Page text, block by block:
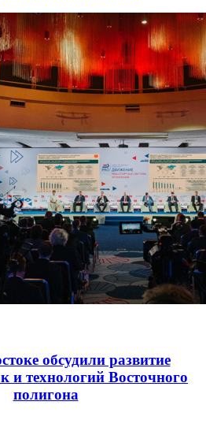
обсудили развитие
и технологий Восточного
полигона